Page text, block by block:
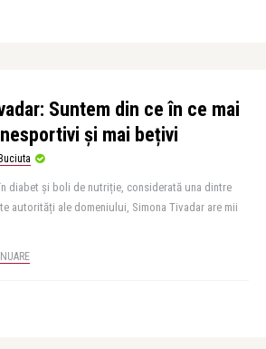
Suntem din ce în ce mai
și mai bețivi
diabet și boli de nutriție, considerată una dintre
autorități ale domeniului, Simona Tivadar are mii